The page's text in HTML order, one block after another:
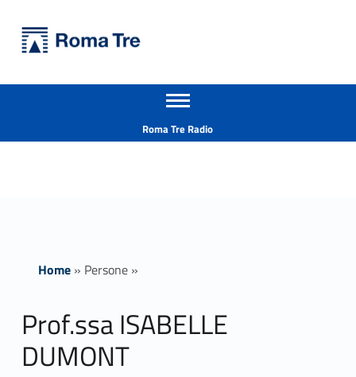
Prof.ssa ISABELLE DUMONT - Università Roma Tre
Apri il menu secondario
Roma Tre Radio
Home» Persone»
Prof.ssa ISABELLE
DUMONT